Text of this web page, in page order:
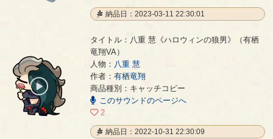
納品日：2023-03-11 22:30:01
八重 慧《ハロウィンの狼男》（有栖竜翔VA）
00:00
00:10
タイトル：八重 慧《ハロウィンの狼男》（有栖
竜翔VA）
人物： 八重 慧
作者： 有栖竜翔
商品種別：キャッチコピー
このサウンドのページへ
2
納品日：2022-10-31 22:30:09